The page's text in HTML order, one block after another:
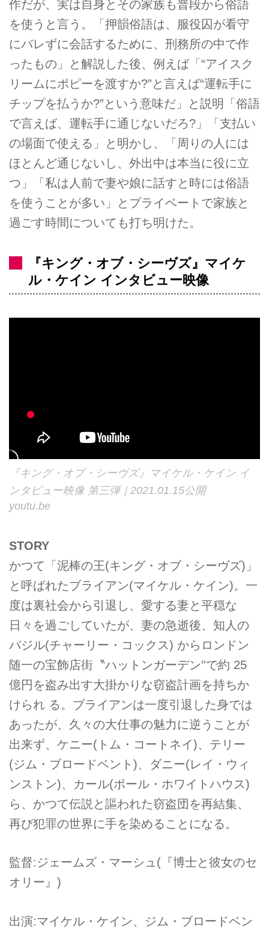
作だが、実は自身とその家族も普段から俗語
を使うと言う。「押韻俗語は、服役囚が看守
にバレずに会話するために、刑務所の中で作
ったもの」と解説した後、例えば「“アイスク
リームにポピーを渡すか?”と言えば“運転手に
チップを払うか?”という意味だ」と説明「俗語
で言えば、運転手に通じないだろ?」「支払い
の場面で使える」と明かし、「周りの人には
ほとんど通じないし、外出中は本当に役に立
つ」「私は人前で妻や娘に話すと時には俗語
を使うことが多い」とプライベートで家族と
過ごす時間についても打ち明けた。
『キング・オブ・シーヴズ』マイケ
ル・ケイン インタビュー映像
『キング・オブ・シーヴズ』マイケル・ケイン イ
ンタビュー映像 第三弾｜2021.01.15公開
youtu.be
STORY
かつて「泥棒の王(キング・オブ・シーヴズ)」
と呼ばれたブライアン(マイケル・ケイン)。一
度は裏社会から引退し、愛する妻と平穏な
日々を過ごしていたが、妻の急逝後、知人の
バジル(チャーリー・コックス) からロンドン
随一の宝飾店街〝ハットンガーデン′′で約 25
億円を盗み出す大掛かりな窃盗計画を持ちか
けられ る。ブライアンは一度引退した身では
あったが、久々の大仕事の魅力に逆うことが
出来ず、ケニー(トム・コートネイ)、テリー
(ジム・ブロードベント)、ダニー(レイ・ウィ
ンストン)、カール(ポール・ホワイトハウス)
ら、かつて伝説と謳われた窃盗団を再結集、
再び犯罪の世界に手を染めることになる。
監督:ジェームズ・マーシュ(『博士と彼女のセ
オリー』)
出演:マイケル・ケイン、ジム・ブロードベン